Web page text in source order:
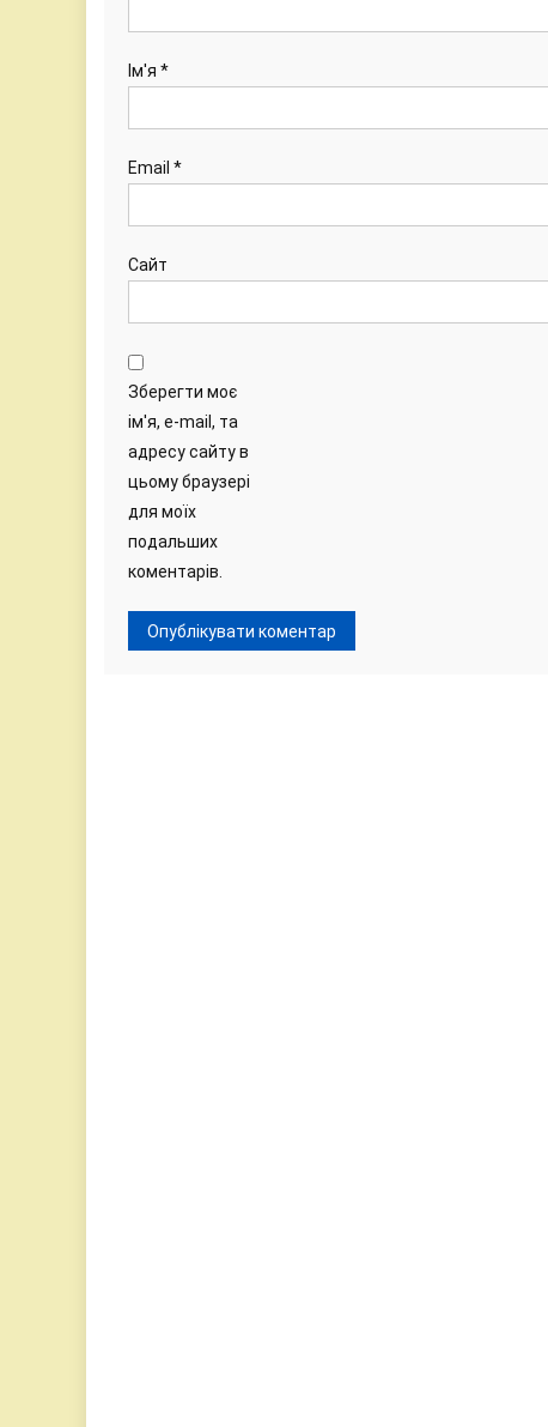
Ім'я *
Email *
Сайт
Зберегти моє
ім'я, e-mail, та
адресу сайту в
цьому браузері
для моїх
подальших
коментарів.